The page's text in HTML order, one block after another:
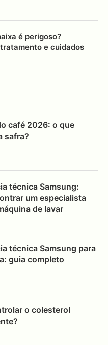
é perigoso?
e cuidados
café 2026: o que
safra?
técnica Samsung:
um especialista
de lavar
técnica Samsung para
guia completo
o colesterol